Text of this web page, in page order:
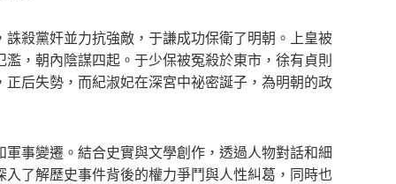
黨奸並力抗強敵，于謙成功保衛了明朝。上皇被
，朝內陰謀四起。于少保被冤殺於東市，徐有貞則
后失勢，而紀淑妃在深宮中祕密誕子，為明朝的政
事變遷。結合史實與文學創作，透過人物對話和細
了解歷史事件背後的權力爭鬥與人性糾葛，同時也